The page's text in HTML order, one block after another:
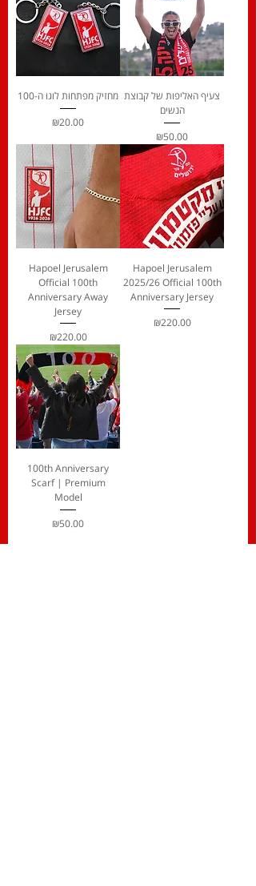
מחזיק מפתחות לוגו ה-100
Price
₪20.00
צעיף האליפות של קבוצת
הנשים
Price
₪50.00
Hapoel Jerusalem
Official 100th
Anniversary Away
Jersey
Price
₪220.00
Hapoel Jerusalem
2025/26 Official 100th
Anniversary Jersey
Price
₪220.00
100th Anniversary
Scarf | Premium
Model
Price
₪50.00